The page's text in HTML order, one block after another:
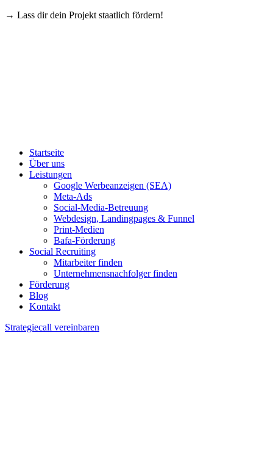
→ Lass dir dein Projekt staatlich fördern!
Startseite
Über uns
Leistungen
Google Werbeanzeigen (SEA)
Meta-Ads
Social-Media-Betreuung
Webdesign, Landingpages & Funnel
Print-Medien
Bafa-Förderung
Social Recruiting
Mitarbeiter finden
Unternehmensnachfolger finden
Förderung
Blog
Kontakt
Strategiecall vereinbaren